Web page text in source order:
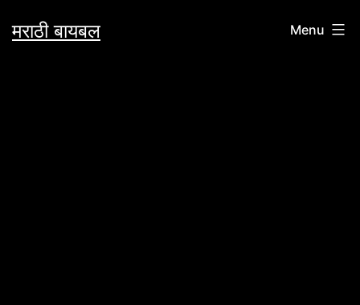
toमराठी बायबल Menu